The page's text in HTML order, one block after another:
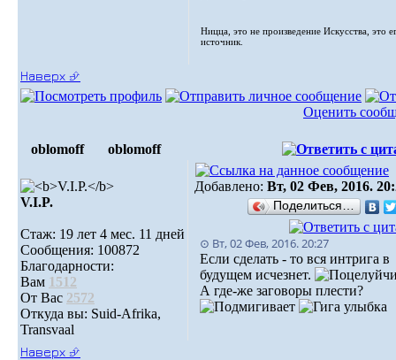
Ницца, это не произведение Искусства, это
источник.
Наверх ⮵
Оценить
oblomoff oblomoff
V.I.P.
Стаж: 19 лет 4 мес. 11 дней
Сообщения: 100872
Благодарности:
Вам 1512
От Вас 2572
Откуда вы: Suid-Afrika,
Transvaal
Добавлено: Вт, 02 Фев, 2016.
Поделиться…
⊙ Вт, 02 Фев, 2016. 20:27
Если сделать - то вся интрига в
будущем исчезнет.
А где-же заговоры плести?
Наверх ⮵